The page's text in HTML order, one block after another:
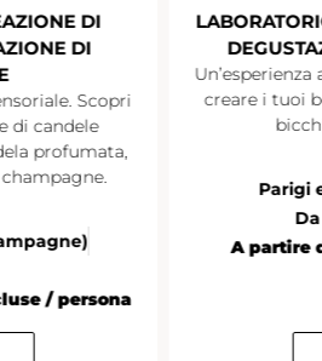
DI BOUQUET DI FIORI E
DI CHAMPAGNE
autentica e creativa. Impara a
di fiori, gustando un
di champagne.
la regione di Parigi
120€ tasse escluse /